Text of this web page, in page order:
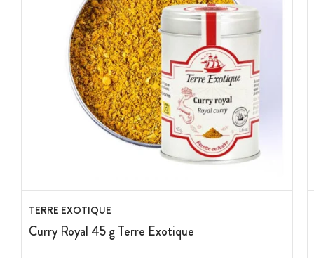
TERRE EXOTIQUE
Curry Royal 45 g Terre Exotique